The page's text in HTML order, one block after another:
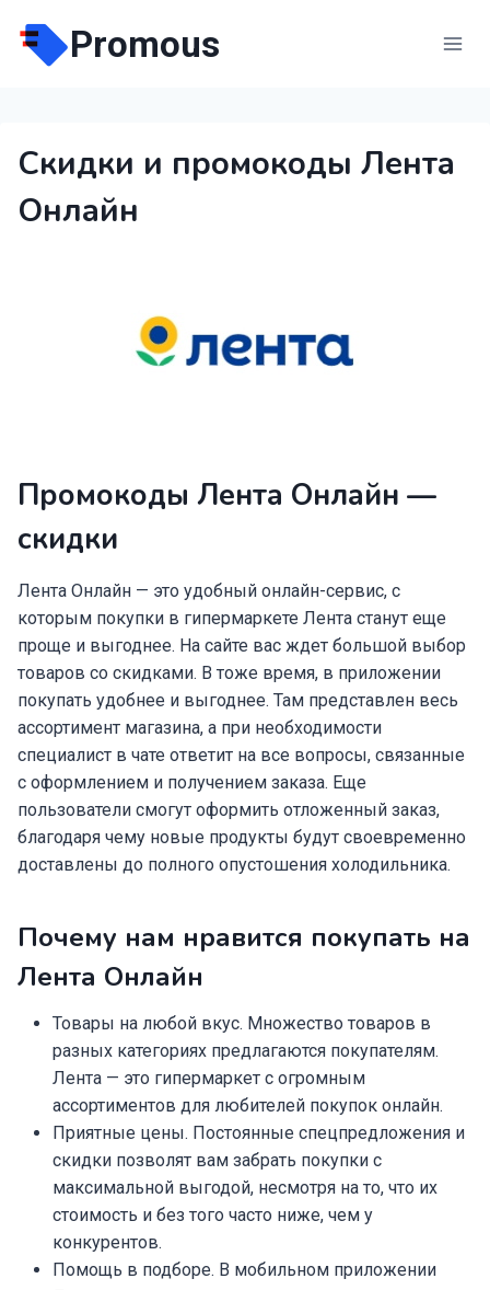
содержимому
Promous
Скидки и промокоды Лента
Онлайн
Промокоды Лента Онлайн —
скидки
Лента Онлайн — это удобный онлайн-сервис, с
которым покупки в гипермаркете Лента станут еще
проще и выгоднее. На сайте вас ждет большой выбор
товаров со скидками. В тоже время, в приложении
покупать удобнее и выгоднее. Там представлен весь
ассортимент магазина, а при необходимости
специалист в чате ответит на все вопросы, связанные
с оформлением и получением заказа. Еще
пользователи смогут оформить отложенный заказ,
благодаря чему новые продукты будут своевременно
доставлены до полного опустошения холодильника.
Почему нам нравится покупать на
Лента Онлайн
Товары на любой вкус. Множество товаров в
разных категориях предлагаются покупателям.
Лента — это гипермаркет с огромным
ассортиментов для любителей покупок онлайн.
Приятные цены. Постоянные спецпредложения и
скидки позволят вам забрать покупки с
максимальной выгодой, несмотря на то, что их
стоимость и без того часто ниже, чем у
конкурентов.
Помощь в подборе. В мобильном приложении